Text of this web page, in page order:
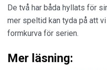
De två har båda hyllats för
mer speltid kan tyda på att
formkurva för serien.
Mer läsning: